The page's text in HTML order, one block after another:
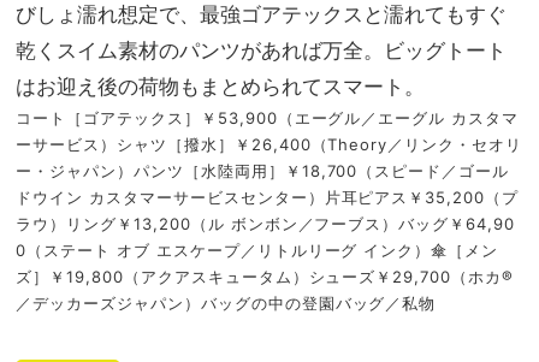
びしょ濡れ想定で、最強ゴアテックスと濡れてもすぐ
乾くスイム素材のパンツがあれば万全。ビッグトート
はお迎え後の荷物もまとめられてスマート。
コート［ゴアテックス］￥53,900（エーグル／エーグル カスタマ
ーサービス）シャツ［撥水］￥26,400（Theory／リンク・セオリ
ー・ジャパン）パンツ［水陸両用］￥18,700（スピード／ゴール
ドウイン カスタマーサービスセンター）片耳ピアス￥35,200（プ
ラウ）リング￥13,200（ル ボンボン／フーブス）バッグ￥64,90
0（ステート オブ エスケープ／リトルリーグ インク）傘［メン
ズ］￥19,800（アクアスキュータム）シューズ￥29,700（ホカ®
／デッカーズジャパン）バッグの中の登園バッグ／私物